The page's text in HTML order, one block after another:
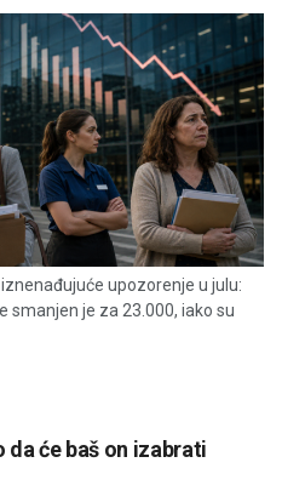
upozorenje u julu:
smanjen je za 23.000, iako su
će baš on izabrati